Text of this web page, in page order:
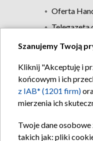
Oferta
Telegazeta
Szanujemy Twoją
Kliknij "Akceptuję i
końcowym i ich
z IAB* (1201 firm)
mierzenia ich
Twoje dane
takich jak: pliki